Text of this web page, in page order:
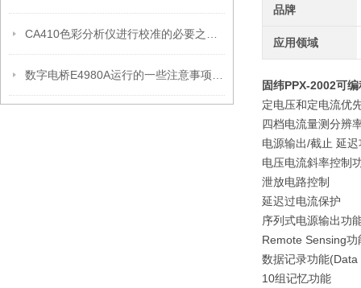
品牌
应用领域
固纬PPX-2002可
定电压和定电流优
四档电流量测分辨
电源输出/截止 延
电压电流斜率控制
泄放电路控制
延迟过电流保护
序列式电源输出功
Remote Sensing功
数据记录功能
10组记忆功能